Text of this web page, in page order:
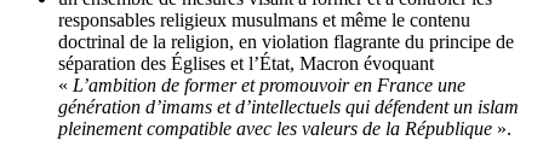
responsables religieux musulmans et même le contenu
doctrinal de la religion, en violation flagrante du principe de
séparation des Églises et l’État, Macron évoquant
« L’ambition de former et promouvoir en France une
génération d’imams et d’intellectuels qui défendent un islam
pleinement compatible avec les valeurs de la République ».